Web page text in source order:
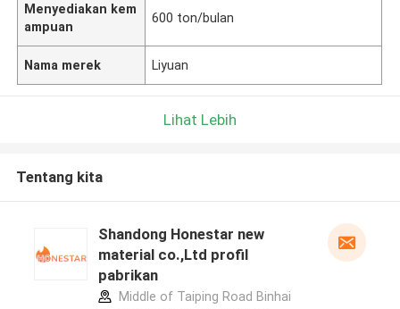
Menyediakan kem
ampuan
600 ton/bulan
Nama merek Liyuan
Lihat Lebih
Tentang kita
Shandong Honestar new
material co.,Ltd profil
pabrikan
Middle of Taiping Road Binhai